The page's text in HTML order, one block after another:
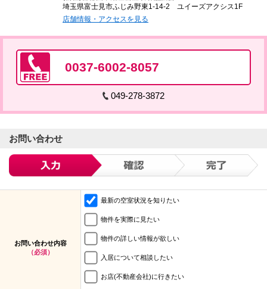
埼玉県富士見市ふじみ野東1-14-2 ユイーズアクシス1F
店舗情報・アクセスを見る
0037-6002-8057
049-278-3872
お問い合わせ
お問い合わせ内容
（必須）
最新の空室状況を知りたい
物件を実際に見たい
物件の詳しい情報が欲しい
入居について相談したい
お店(不動産会社)に行きたい